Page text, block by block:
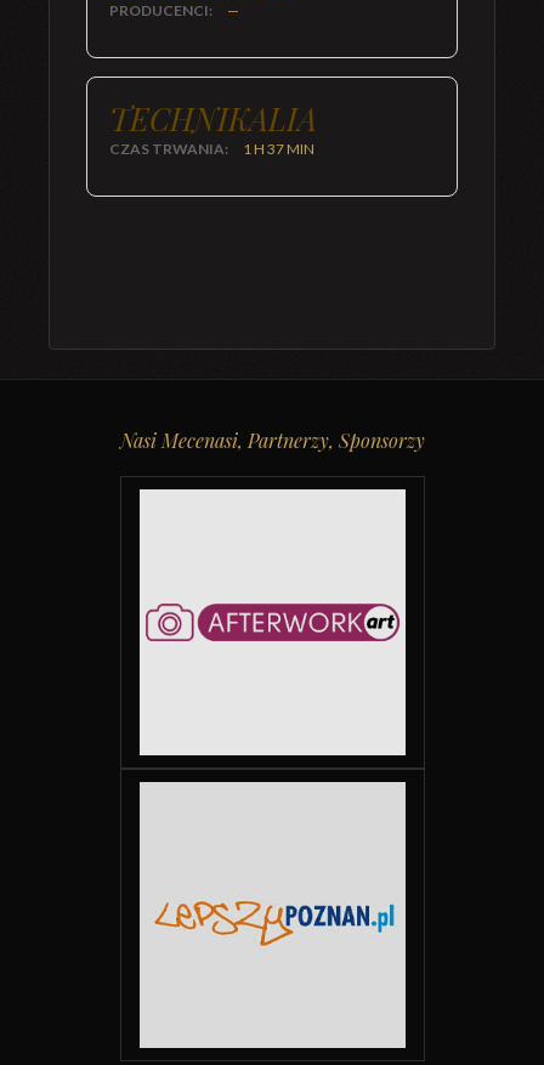
PRODUCENCI: —
TECHNIKALIA
CZAS TRWANIA: 1 H 37 MIN
Nasi Mecenasi, Partnerzy, Sponsorzy